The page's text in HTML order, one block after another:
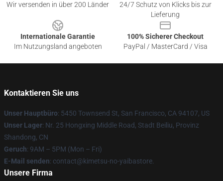
Wir versenden in über 200 Länder
24/7 Schutz von Klicks bis zur
Lieferung
Internationale Garantie
Im Nutzungsland angeboten
100% Sicherer Checkout
PayPal / MasterCard / Visa
Kontaktieren Sie uns
Unser Hauptbüro: 5450 Townsend St, San Francisco, CA 94107, US
Unser Lager: Nr. 25 Hongxing Middle Road, Stadt Beiliu, Provinz
Shandong, CN
Geruch: 9AM – 5PM (Mon – Fri)
E-Mail senden: contact@kimetsu-no-yaibastore.
Unsere Firma